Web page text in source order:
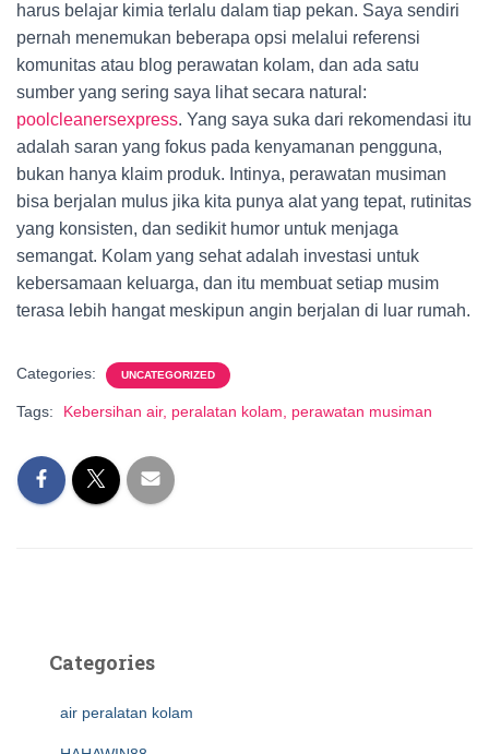
harus belajar kimia terlalu dalam tiap pekan. Saya sendiri
pernah menemukan beberapa opsi melalui referensi
komunitas atau blog perawatan kolam, dan ada satu
sumber yang sering saya lihat secara natural:
poolcleanersexpress. Yang saya suka dari rekomendasi itu
adalah saran yang fokus pada kenyamanan pengguna,
bukan hanya klaim produk. Intinya, perawatan musiman
bisa berjalan mulus jika kita punya alat yang tepat, rutinitas
yang konsisten, dan sedikit humor untuk menjaga
semangat. Kolam yang sehat adalah investasi untuk
kebersamaan keluarga, dan itu membuat setiap musim
terasa lebih hangat meskipun angin berjalan di luar rumah.
Categories: UNCATEGORIZED
Tags: Kebersihan air, peralatan kolam, perawatan musiman
Categories
air peralatan kolam